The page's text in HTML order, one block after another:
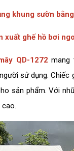
khung sườn
xuất ghế hồ bơi
QD-1272 mang
sử dụng. Chiếc
sản phẩm. Với
cao.